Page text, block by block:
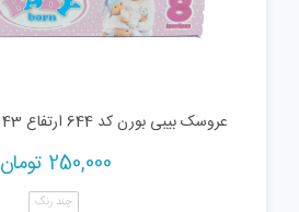
عروسک بیبی بورن کد 644 ارتفاع 43 سانتی متر
250,000 تومان
چند رنگ